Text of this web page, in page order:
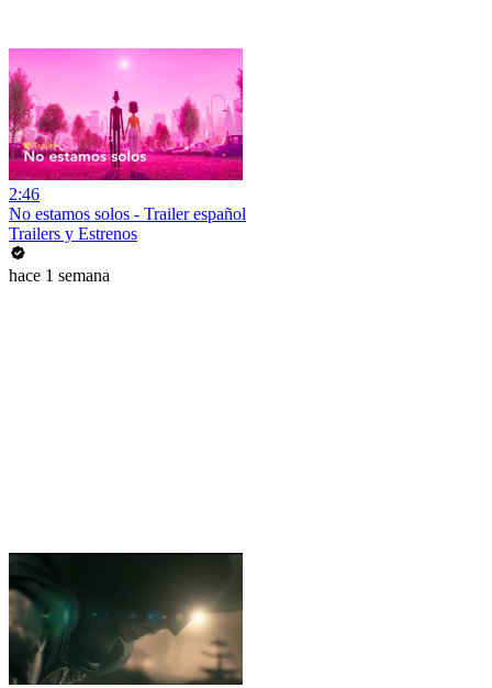
2:46
No estamos solos - Trailer español
Trailers y Estrenos
hace 1 semana